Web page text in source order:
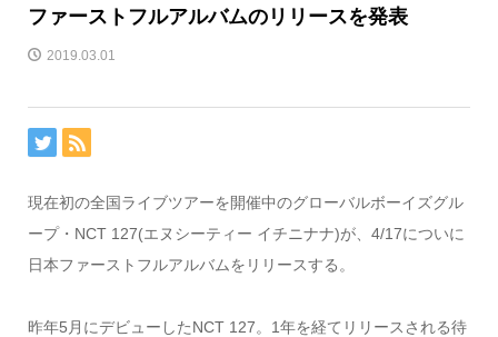
ファーストフルアルバムのリリースを発表
2019.03.01
現在初の全国ライブツアーを開催中のグローバルボーイズグル
ープ・NCT 127(エヌシーティー イチニナナ)が、4/17についに
日本ファーストフルアルバムをリリースする。
昨年5月にデビューしたNCT 127。1年を経てリリースされる待